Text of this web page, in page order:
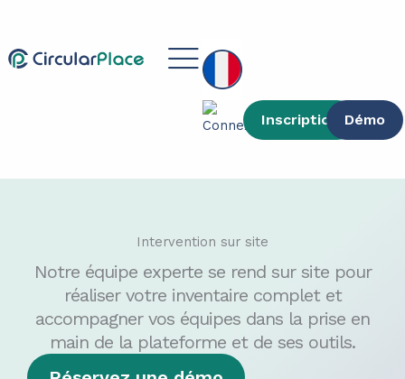
contenu
Main
Menu
Inscription Démo
Intervention sur site
Notre équipe experte se rend sur site pour
réaliser votre inventaire complet et
accompagner vos équipes dans la prise en
main de la plateforme et de ses outils.